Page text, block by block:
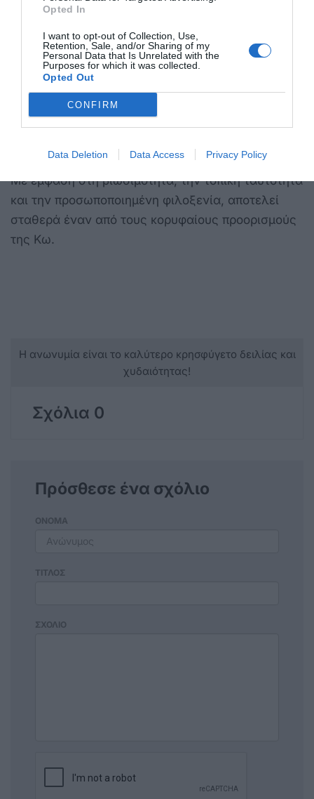
Opted In
I want to opt-out of Collection, Use,
Retention, Sale, and/or Sharing of my
Personal Data that Is Unrelated with the
Purposes for which it was collected.
Opted Out
CONFIRM
Data Deletion Data Access Privacy Policy
Μαστιχάρι. Με περισσότερα από 30 χρόνια
Resort έχει εξελιχθεί σε έναν ολοκληρωμένο
προορισμό διακοπών. Με 569 κομψά δωμάτια,
σουίτες και διαμερίσματα, πέντε εστιατόρια, επτά
μπαρ, εκτενείς αθλητικές και wellness
εγκαταστάσεις, πρόσβαση σε παραλία και ποικιλία
προσφέρει μια ολοκληρωμένη εμπειρία διακοπών.
Με έμφαση στη βιωσιμότητα, την τοπική ταυτότητα
και την προσωποποιημένη φιλοξενία, αποτελεί
σταθερά έναν από τους κορυφαίους προορισμούς
της Κω.
Η ανωνυμία είναι το καλύτερο κρησφύγετο δειλίας και
χυδαιότητας!
Σχόλια 0
Πρόσθεσε ένα σχόλιο
ΟΝΟΜΑ
ΤΙΤΛΟΣ
ΣΧΟΛΙΟ